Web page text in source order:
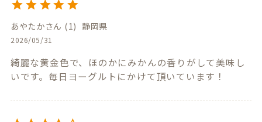
あやたか 1 静岡県
2026/05/31
綺麗な黄金色で、ほのかにみかんの香りがして美味し
いです。毎日ヨーグルトにかけて頂いています！